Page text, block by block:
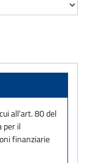
all'art. 80 del
per il
finanziarie